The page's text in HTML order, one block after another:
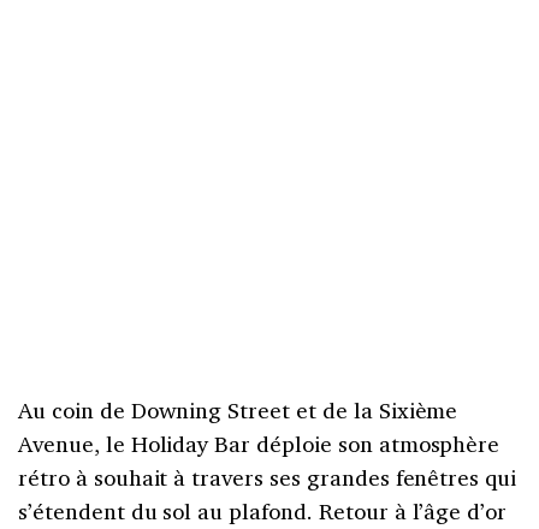
Au coin de Downing Street et de la Sixième
Avenue, le Holiday Bar déploie son atmosphère
rétro à souhait à travers ses grandes fenêtres qui
s’étendent du sol au plafond. Retour à l’âge d’or